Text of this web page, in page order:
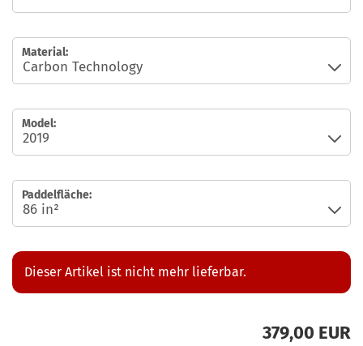
Material:
Model:
Paddelfläche:
Dieser Artikel ist nicht mehr lieferbar.
379,00 EUR